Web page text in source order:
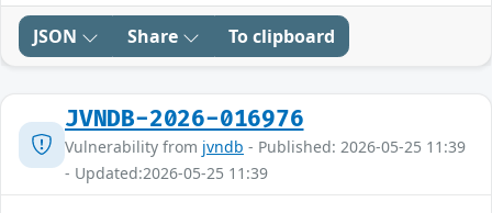
JSON Share To clipboard
JVNDB-2026-016976
Vulnerability from jvndb - Published: 2026-05-25 11:39
- Updated:2026-05-25 11:39